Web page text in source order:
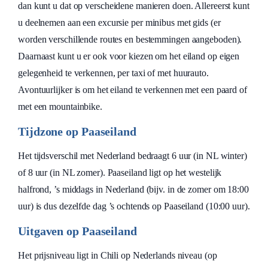
dan kunt u dat op verscheidene manieren doen. Allereerst kunt
u deelnemen aan een excursie per minibus met gids (er
worden verschillende routes en bestemmingen aangeboden).
Daarnaast kunt u er ook voor kiezen om het eiland op eigen
gelegenheid te verkennen, per taxi of met huurauto.
Avontuurlijker is om het eiland te verkennen met een paard of
met een mountainbike.
Tijdzone op Paaseiland
Het tijdsverschil met Nederland bedraagt 6 uur (in NL winter)
of 8 uur (in NL zomer). Paaseiland ligt op het westelijk
halfrond, ’s middags in Nederland (bijv. in de zomer om 18:00
uur) is dus dezelfde dag ’s ochtends op Paaseiland (10:00 uur).
Uitgaven op Paaseiland
Het prijsniveau ligt in Chili op Nederlands niveau (op